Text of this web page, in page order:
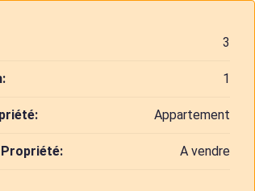
3
1
Appartement
A vendre